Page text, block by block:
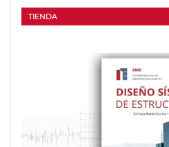
TIENDA